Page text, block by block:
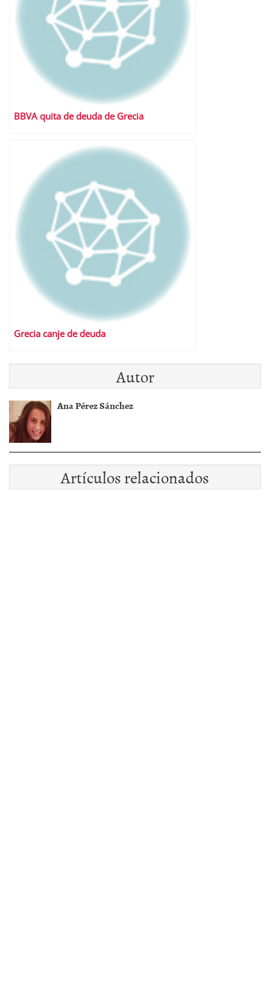
BBVA quita de deuda de Grecia
Grecia canje de deuda
Autor
Ana Pérez Sánchez
Artículos relacionados